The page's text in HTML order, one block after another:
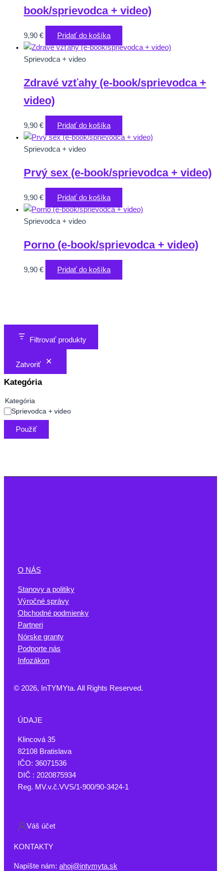
Filtrovať produkty
Zatvoriť
Kategória
Kategória
Sprievodca + video
Použiť
book/sprievodca + video)
9,90 € Pridať do košíka
Sprievodca + video
Zdravé vzťahy (e-book/sprievodca +
video)
9,90 € Pridať do košíka
Sprievodca + video
Prvý sex (e-book/sprievodca + video)
9,90 € Pridať do košíka
Sprievodca + video
Porno (e-book/sprievodca + video)
9,90 € Pridať do košíka
O NÁS
Stanovy a politiky
Výročné správy
Obchodné podmienky
Partneri
Nórske granty
Podporte nás
Infozákon
© 2026, InTYMYta. All Rights Reserved.
ÚDAJE
Klincová 35
82108 Bratislava
IČO: 36071536
DIČ : 2020875934
Reg. MV.v.č.VVS/1-900/90-3424-1
Váš účet
KONTAKTY
Napíšte nám: ahoj@intymyta.sk